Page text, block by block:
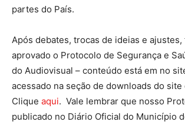
partes do País.
Após debates, trocas de ideias e ajustes,
aprovado o Protocolo de Segurança e
do Audiovisual – conteúdo está em no
acessado na seção de downloads do site
Clique aqui. Vale lembrar que nosso
publicado no Diário Oficial do Município